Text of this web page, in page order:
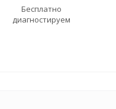
Бесплатно
диагностируем